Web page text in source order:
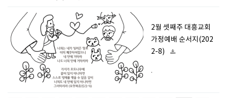
2월 셋째주 대흥교회
가정예배 순서지(202
2-8)
.